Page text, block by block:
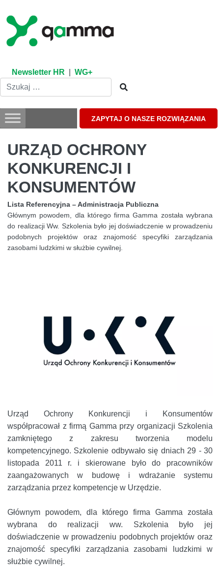
content
Newsletter HR WG+
ZAPYTAJ O NASZE ROZWIĄZANIA
URZĄD OCHRONY
KONKURENCJI I
KONSUMENTÓW
Lista Referencyjna – Administracja Publiczna
Głównym powodem, dla którego firma Gamma została wybrana
do realizacji Ww. Szkolenia było jej doświadczenie w prowadzeniu
podobnych projektów oraz znajomość specyfiki zarządzania
zasobami ludzkimi w służbie cywilnej.
Urząd Ochrony Konkurencji i Konsumentów
współpracował z firmą Gamma przy organizacji Szkolenia
zamkniętego z zakresu tworzenia modelu
kompetencyjnego. Szkolenie odbywało się dniach 29 - 30
listopada 2011 r. i skierowane było do pracowników
zaangażowanych w budowę i wdrażanie systemu
zarządzania przez kompetencje w Urzędzie.
Głównym powodem, dla którego firma Gamma została
wybrana do realizacji ww. Szkolenia było jej
doświadczenie w prowadzeniu podobnych projektów oraz
znajomość specyfiki zarządzania zasobami ludzkimi w
służbie cywilnej.